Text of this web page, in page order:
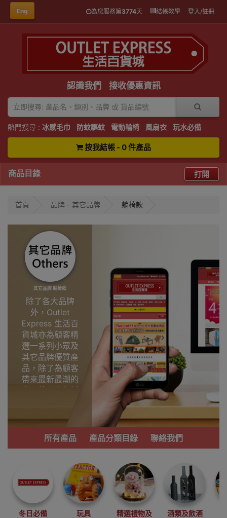
Eng 為您服務第3774天 結帳教學 登入/註冊
認識我們 接收優惠資訊
熱門搜尋 : 冰感毛巾 防蚊驅蚊 電動輪椅 風扇衣 玩水必備
按我結帳 - 0 件產品
商品目錄 打開
首頁 品牌 - 其它品牌 躺椅款
其它品牌 躺椅款
除了各大品牌
外，Outlet
Express 生活百
貨城亦為顧客精
選一系列小眾及
其它品牌優質產
品，除了為顧客
帶來最新最潮的
產品外，亦包括
功能齊備的產
品。
我們每月會固定
尋找最更新、最
潮、有特色而且
優惠的優質產
品，從用家的角
度為你帶來你的
所有產品 產品分類目錄 聯絡我們
冬日必備 玩具
精選禮物及
酒類及飲酒